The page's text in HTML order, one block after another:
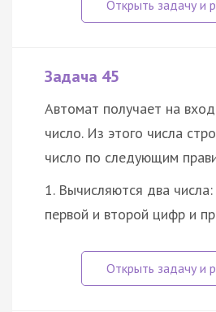
Задача 45
Автомат получает на
число. Из этого числа
число по следующим
1. Вычисляются два
первой и второй цифр и